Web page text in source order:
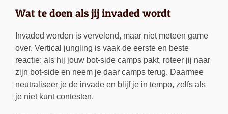
Wat te doen als jij invaded wordt
Invaded worden is vervelend, maar niet meteen game
over. Vertical jungling is vaak de eerste en beste
reactie: als hij jouw bot-side camps pakt, roteer jij naar
zijn bot-side en neem je daar camps terug. Daarmee
neutraliseer je de invade en blijf je in tempo, zelfs als
je niet kunt contesten.